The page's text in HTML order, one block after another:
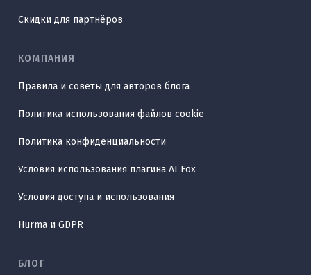
Скидки для партнёров
КОМПАНИЯ
Правила и советы для авторов блога
Политика использования файлов cookie
Политика конфиденциальности
Условия использования плагина AI Fox
Условия доступа и использования
Hurma и GDPR
БЛОГ